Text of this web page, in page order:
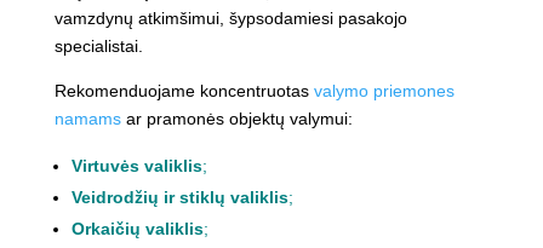
vamzdynų atkimšimui, šypsodamiesi pasakojo
specialistai.
Rekomenduojame koncentruotas valymo priemones
namamsar pramonės objektų valymui:
Virtuvės valiklis;
Veidrodžių ir stiklų valiklis;
Orkaičių valiklis;